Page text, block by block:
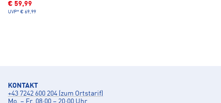
€ 59,99
UVP* € 69,99
KONTAKT
+43 7242 600 204 (zum Ortstarif)